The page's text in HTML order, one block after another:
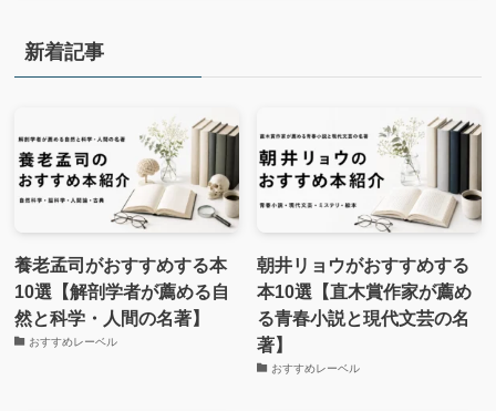
新着記事
養老孟司がおすすめする本
10選【解剖学者が薦める自
然と科学・人間の名著】
おすすめレーベル
朝井リョウがおすすめする
本10選【直木賞作家が薦め
る青春小説と現代文芸の名
著】
おすすめレーベル